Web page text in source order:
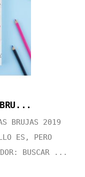
BRUJAS 2019
ES, PERO
BUSCAR ...